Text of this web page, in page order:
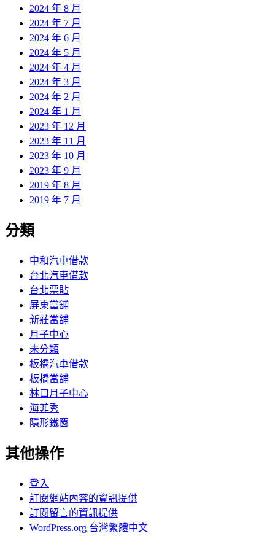
2024 年 8 月
2024 年 7 月
2024 年 6 月
2024 年 5 月
2024 年 4 月
2024 年 3 月
2024 年 2 月
2024 年 1 月
2023 年 12 月
2023 年 11 月
2023 年 10 月
2023 年 9 月
2019 年 8 月
2019 年 7 月
分類
中和汽車借款
台北汽車借款
台北票貼
屏東當舖
新莊當舖
月子中心
未分類
板橋汽車借款
板橋當舖
林口月子中心
海菲秀
隱形鐵窗
其他操作
登入
訂閱網站內容的資訊提供
訂閱留言的資訊提供
WordPress.org 台灣繁體中文